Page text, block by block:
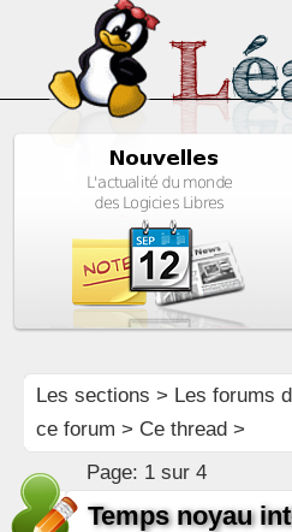
Les sections > Les forums
ce forum > Ce thread >
Page: 1 sur 4
Temps noyau